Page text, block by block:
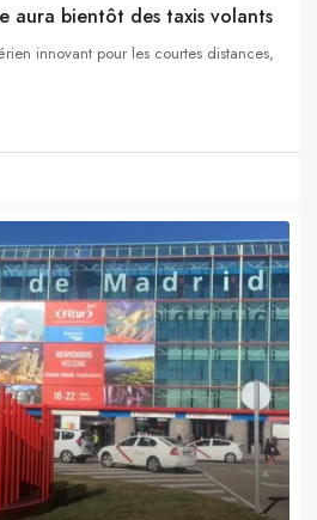
aura bientôt des taxis volants
innovant pour les courtes distances,